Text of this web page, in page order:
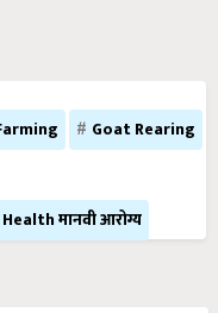
Goat Rearing
Health मानवी आरोग्य